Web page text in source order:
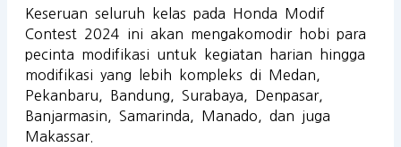
Keseruan seluruh kelas pada Honda Modif
Contest 2024 ini akan mengakomodir hobi para
pecinta modifikasi untuk kegiatan harian hingga
modifikasi yang lebih kompleks di Medan,
Pekanbaru, Bandung, Surabaya, Denpasar,
Banjarmasin, Samarinda, Manado, dan juga
Makassar.